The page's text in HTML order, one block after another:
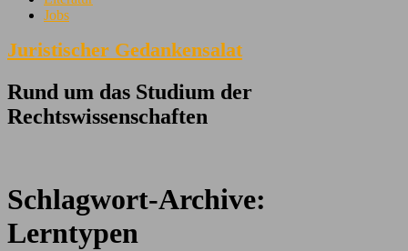
Jobs
Juristischer Gedankensalat
Rund um das Studium der
Rechtswissenschaften
Schlagwort-Archive:
Lerntypen